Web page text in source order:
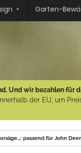
Garten-
Und wir bezahlen für
der EU, um
passend für John